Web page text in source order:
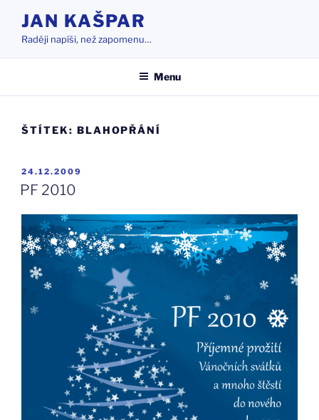
obsahu
webu
JAN KAŠPAR
Raději napíši, než zapomenu…
Menu
ŠTÍTEK: BLAHOPŘÁNÍ
PUBLIKOVÁNO
24.12.2009
PF 2010